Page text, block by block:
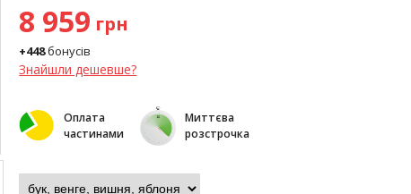
8 959 грн
+448бонусів
Знайшли дешевше?
Оплата
частинами
Миттєва
розстрочка